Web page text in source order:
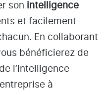
son intelligence
et facilement
En collaborant
bénéficierez de
l’intelligence
à